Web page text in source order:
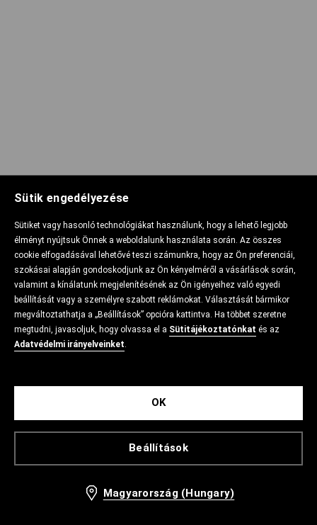
Sütik engedélyezése
Sütiket vagy hasonló technológiákat használunk, hogy a lehető legjobb
élményt nyújtsuk Önnek a weboldalunk használata során. Az összes
cookie elfogadásával lehetővé teszi számunkra, hogy az Ön preferenciái,
szokásai alapján gondoskodjunk az Ön kényelméről a vásárlások során,
valamint a kínálatunk megjelenítésének az Ön igényeihez való egyedi
beállítását vagy a személyre szabott reklámokat. Választását bármikor
megváltoztathatja a „Beállítások” opcióra kattintva. Ha többet szeretne
megtudni, javasoljuk, hogy olvassa el a Sütitájékoztatónkat és az
Adatvédelmi irányelveinket.
Beállítások
OK
Magyarország (Hungary)